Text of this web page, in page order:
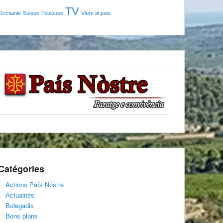
Suisse Toulouse TV Viure al pais
Actions País Nòstre
Actualités
Bolegadis
Bons plans